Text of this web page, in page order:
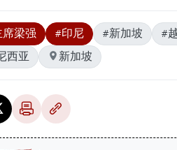
梁强 #印尼 #新加坡 #
西亚
新加坡